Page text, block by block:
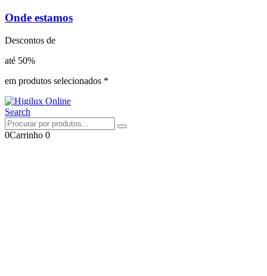
Onde estamos
Descontos de
até 50%
em produtos selecionados *
Search
0Carrinho 0